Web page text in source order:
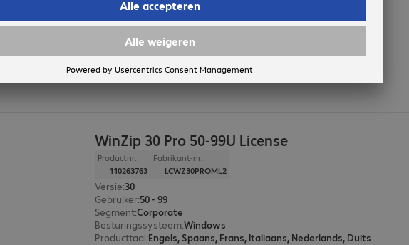
Licentie, perpetual
Gebruiker:50 - 99
:30
Producttaal:Engels, Spaans, Frans, Italiaans, Nederlands, Duits
WinZip 30 Pro 50-99U License
Productnr.:
110263763
Fabrikant-nr.:
LCWZ30PROML2
Versie:30
Gebruiker:50 - 99
Segment:Corporate
Besturingssysteem:Windows
Producttaal:Engels, Spaans, Frans, Italiaans, Nederlands, Duits